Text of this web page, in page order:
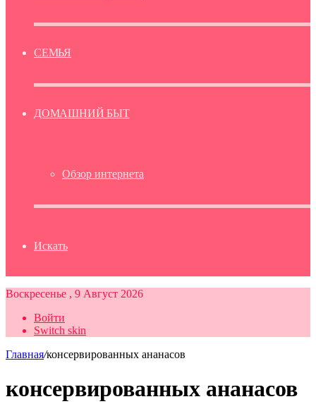
СЕМЬЯ
ДОМАШНИЙ БЫТ
Обзор интернета
Искать
Воскресенье , 9 Август 2026
Войти
Switch skin
Главная/консервированных ананасов
консервированных ананасов